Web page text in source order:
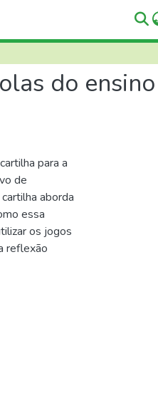
do ensino
para a
de
aborda
essa
os jogos
reflexão